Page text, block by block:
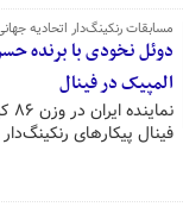
مسابقات رنکینگ‌دار اتحادیه
دوئل نخودی با برنده
المپیک در فینال
فینال پیکارهای